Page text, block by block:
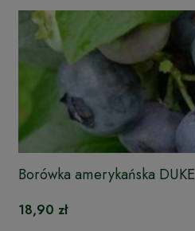
Borówka amerykańska DUKE
18,90 zł